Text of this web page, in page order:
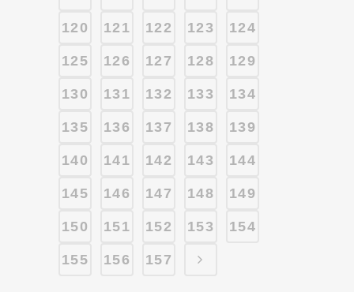
120 121 122 123 124
125 126 127 128 129
130 131 132 133 134
135 136 137 138 139
140 141 142 143 144
145 146 147 148 149
150 151 152 153 154
155 156 157